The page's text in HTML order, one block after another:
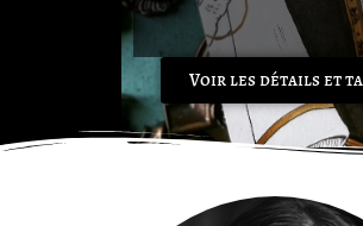
Voir les détails et